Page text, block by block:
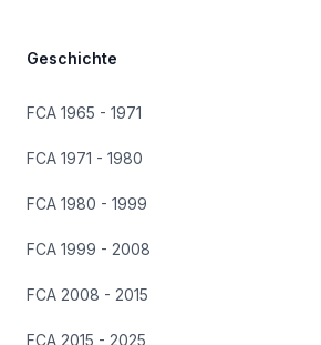
Geschichte
FCA 1965 - 1971
FCA 1971 - 1980
FCA 1980 - 1999
FCA 1999 - 2008
FCA 2008 - 2015
FCA 2015 - 2025